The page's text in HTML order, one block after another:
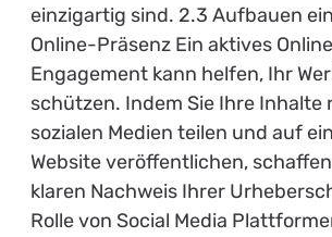
einzigartig sind. 2.3 Aufbauen
Online-Präsenz Ein aktives
Engagement kann helfen, Ihr
schützen. Indem Sie Ihre Inhalte
sozialen Medien teilen und auf
Website veröffentlichen,
klaren Nachweis Ihrer
Rolle von Social Media